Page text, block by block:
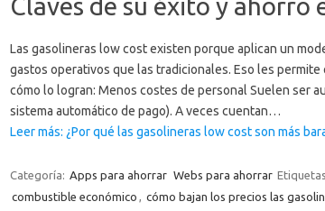
Claves de su éxito y ahorro
Las gasolineras low cost existen porque aplican un
gastos operativos que las tradicionales. Eso les
cómo lo logran: Menos costes de personal Suelen ser
sistema automático de pago). A veces cuentan…
Leer más: ¿Por qué las gasolineras low cost son más
Categoría: Apps para ahorrar Webs para ahorrar
combustible económico , cómo bajan los precios las